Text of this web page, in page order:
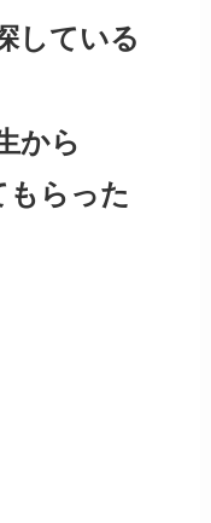
している
から
もらった